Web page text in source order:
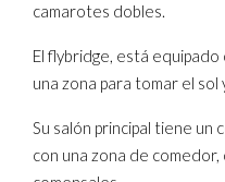
camarotes dobles.
El flybridge, está
una zona para tomar el
Su salón principal tiene un
con una zona de